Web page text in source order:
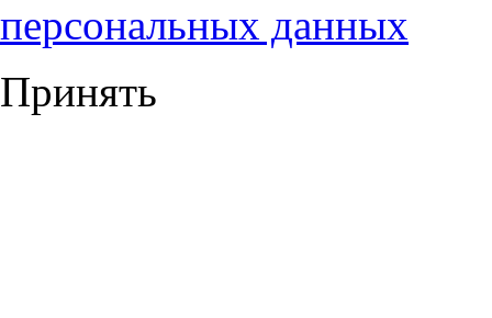
персональных данных
Принять